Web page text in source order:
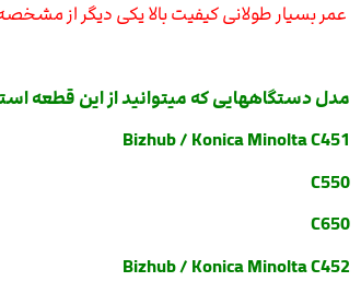
عمر بسیار طولانی کیفیت بالا یکی دیگر از
مدل دستگاههایی که میتوانید از این قطعه
Bizhub / Konica Minolta C451
C550
C650
Bizhub / Konica Minolta C452